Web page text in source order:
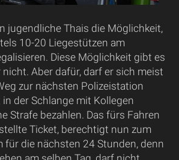
jugendliche Thais die Möglichkeit,
10-20 Liegestützen am
Diese Möglichkeit gibt es
Aber dafür, darf er sich meist
zur nächsten Polizeistation
der Schlange mit Kollegen
Strafe bezahlen. Das fürs Fahren
Ticket, berechtigt nun zum
für die nächsten 24 Stunden, denn